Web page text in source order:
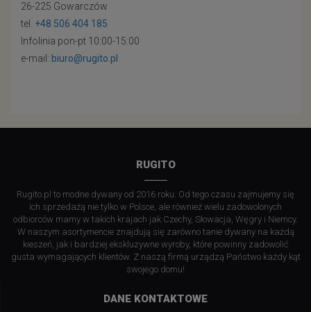
26-225 Gowarczów
tel. +48 506 404 185
Infolinia pon-pt 10:00-15:00
e-mail: biuro@rugito.pl
RUGITO
Rugito.pl to modne dywany od 2016 roku. Od tego czasu zajmujemy się
ich sprzedażą nie tylko w Polsce, ale również wielu zadowolonych
odbiorców mamy w takich krajach jak Czechy, Słowacja, Węgry i Niemcy.
W naszym asortymencie znajdują się zarówno tanie dywany na każdą
kieszeń, jak i bardziej ekskluzywne wyroby, które powinny zadowolić
gusta wymagających klientów. Z naszą firmą urządzą Państwo każdy kąt
swojego domu!
DANE KONTAKTOWE